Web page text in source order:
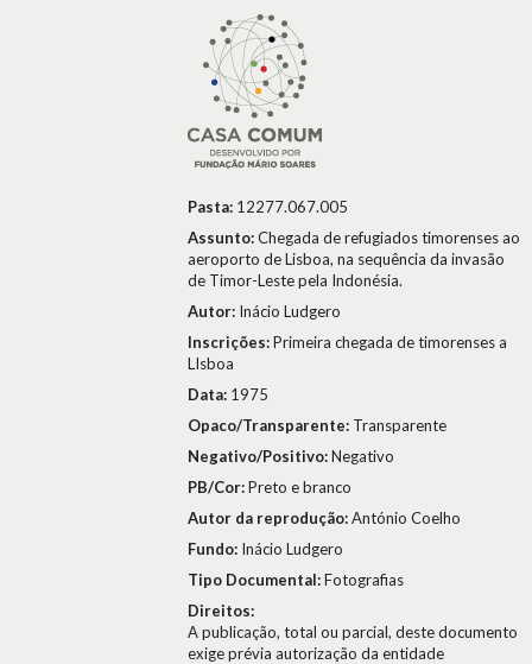
Pasta: 12277.067.005
Assunto:Chegada de refugiados timorenses ao
aeroporto de Lisboa, na sequência da invasão
de Timor-Leste pela Indonésia.
Autor: Inácio Ludgero
Inscrições:Primeira chegada de timorenses a
LIsboa
Data: 1975
Opaco/Transparente: Transparente
Negativo/Positivo:Negativo
PB/Cor:Preto e branco
Autor da reprodução:António Coelho
Fundo: Inácio Ludgero
Tipo Documental:Fotografias
Direitos:
A publicação, total ou parcial, deste documento
exige prévia autorização da entidade